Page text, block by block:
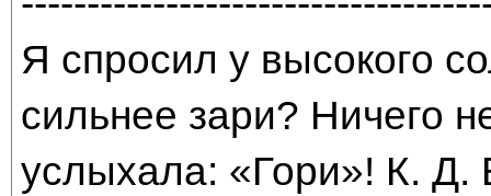
Я спросил у высокого
сильнее зари? Ничего
услыхала: «Гори»! К. Д.